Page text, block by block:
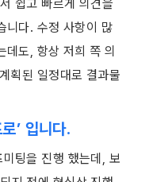
쉽고 빠르게 의견을
니다. 수정 사항이 많
도, 항상 저희 쪽 의
획된 일정대로 결과물
’ 입니다.
팅을 진행 했는데, 보